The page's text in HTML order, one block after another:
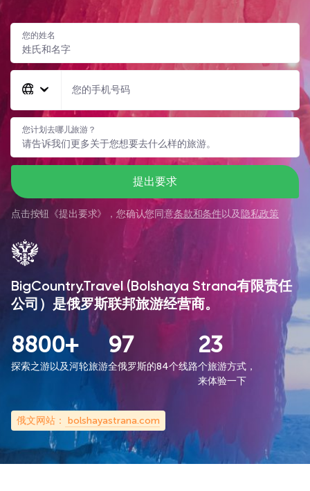
您的姓名
您的手机号码
您计划去哪儿旅游？
提出要求
点击按钮《提出要求》，您确认您同意条款和条件以及 隐私政策
BigCountry.Travel (Bolshaya Strana有限责任
公司）是俄罗斯联邦旅游经营商。
8800+
探索之游以及河轮旅游
97
全俄罗斯的84个线路
23
个旅游方式，
来体验一下
俄文网站： bolshayastrana.com